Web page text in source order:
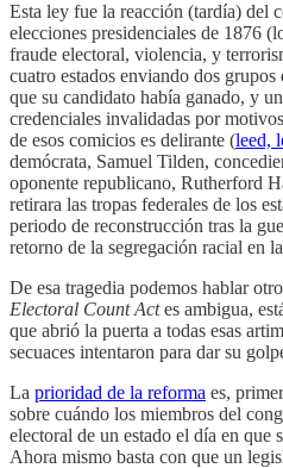
Esta ley fue la reacción (tardía) del
elecciones presidenciales de 1876
fraude electoral, violencia, y
cuatro estados enviando dos
que su candidato había ganado, y
credenciales invalidadas por
de esos comicios es delirante (leed,
demócrata, Samuel Tilden,
oponente republicano, Rutherford
retirara las tropas federales de los
periodo de reconstrucción tras la
retorno de la segregación racial en
De esa tragedia podemos hablar
Electoral Count Actes ambigua,
que abrió la puerta a todas esas
secuaces intentaron para dar su
La prioridad de la reforma es,
sobre cuándo los miembros del
electoral de un estado el día en que
Ahora mismo basta con que un